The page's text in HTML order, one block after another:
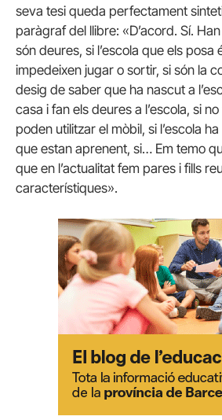
seva tesi queda perfectament
paràgraf del llibre: «D’acord. Sí.
són deures, si l’escola que els posa
impedeixen jugar o sortir, si són la
desig de saber que ha nascut a
casa i fan els deures a l’escola, si
poden utilitzar el mòbil, si l’escola
que estan aprenent, si… Em temo
que en l’actualitat fem pares i fills
característiques».